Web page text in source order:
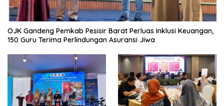
OJK Gandeng Pemkab Pesisir Barat Perluas Inklusi Keuangan,
150 Guru Terima Perlindungan Asuransi Jiwa